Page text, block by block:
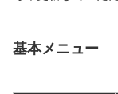
基本メニュー